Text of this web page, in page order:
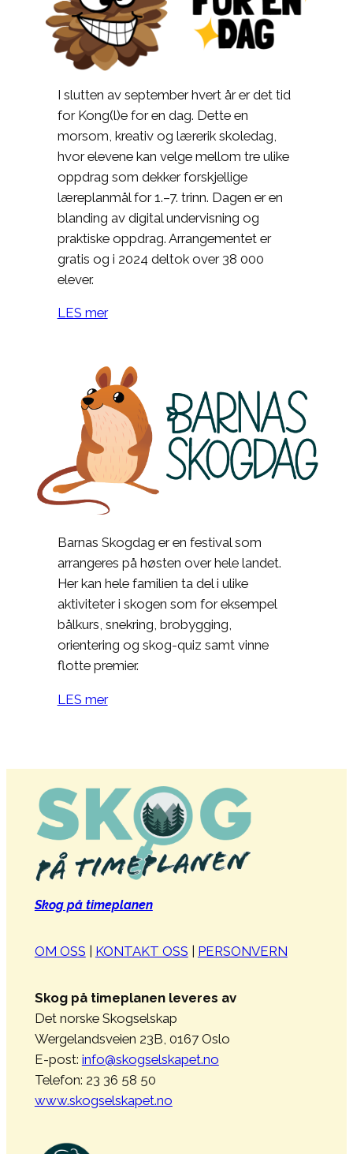
I slutten av september hvert år er det tid
for Kong(l)e for en dag. Dette en
morsom, kreativ og lærerik skoledag,
hvor elevene kan velge mellom tre ulike
oppdrag som dekker forskjellige
læreplanmål for 1.–7. trinn. Dagen er en
blanding av digital undervisning og
praktiske oppdrag. Arrangementet er
gratis og i 2024 deltok over 38 000
elever.
LES mer
Barnas Skogdag er en festival som
arrangeres på høsten over hele landet.
Her kan hele familien ta del i ulike
aktiviteter i skogen som for eksempel
bålkurs, snekring, brobygging,
orientering og skog-quiz samt vinne
flotte premier.
LES mer
Skog på timeplanen
OM OSS | KONTAKT OSS | PERSONVERN
Skog på timeplanen leveres av
Det norske Skogselskap
Wergelandsveien 23B, 0167 Oslo
E-post: info@skogselskapet.no
Telefon: 23 36 58 50
www.skogselskapet.no